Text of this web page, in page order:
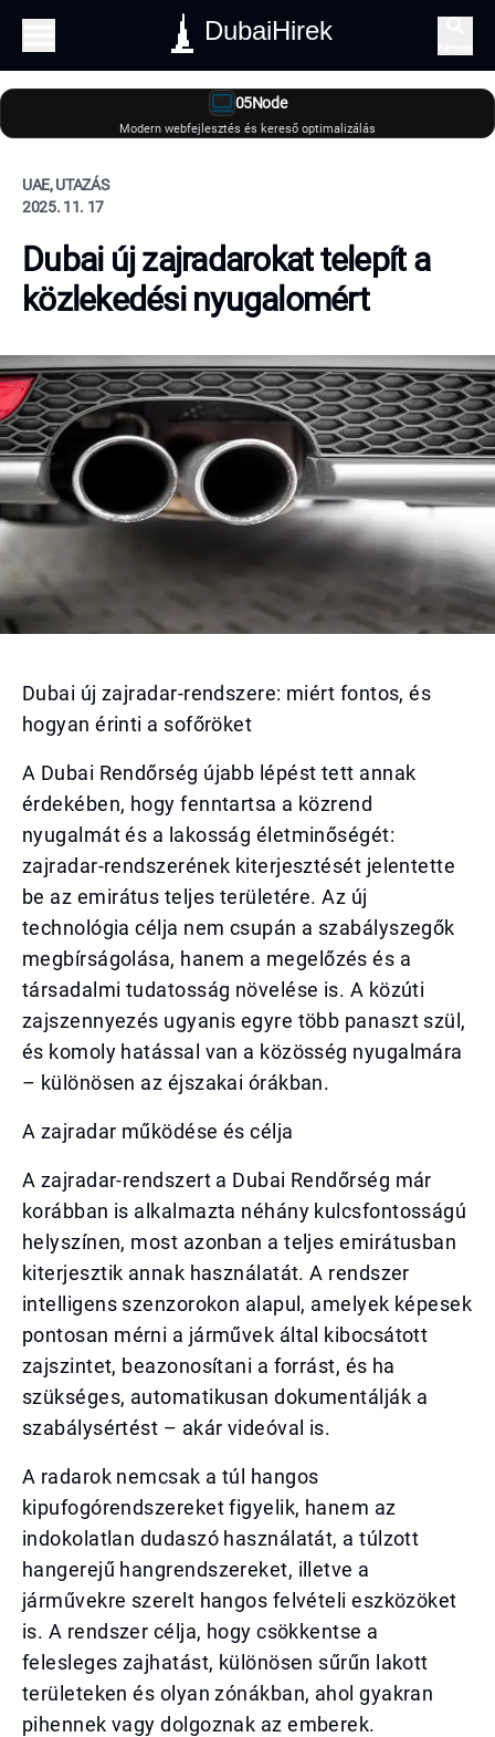
DubaiHirek
05Node
Modern webfejlesztés és kereső optimalizálás
UAE, UTAZÁS
2025. 11. 17
Dubai új zajradarokat telepít a
közlekedési nyugalomért
Dubai új zajradar-rendszere: miért fontos, és
hogyan érinti a sofőröket
A Dubai Rendőrség újabb lépést tett annak
érdekében, hogy fenntartsa a közrend
nyugalmát és a lakosság életminőségét:
zajradar-rendszerének kiterjesztését jelentette
be az emirátus teljes területére. Az új
technológia célja nem csupán a szabályszegők
megbírságolása, hanem a megelőzés és a
társadalmi tudatosság növelése is. A közúti
zajszennyezés ugyanis egyre több panaszt szül,
és komoly hatással van a közösség nyugalmára
– különösen az éjszakai órákban.
A zajradar működése és célja
A zajradar-rendszert a Dubai Rendőrség már
korábban is alkalmazta néhány kulcsfontosságú
helyszínen, most azonban a teljes emirátusban
kiterjesztik annak használatát. A rendszer
intelligens szenzorokon alapul, amelyek képesek
pontosan mérni a járművek által kibocsátott
zajszintet, beazonosítani a forrást, és ha
szükséges, automatikusan dokumentálják a
szabálysértést – akár videóval is.
A radarok nemcsak a túl hangos
kipufogórendszereket figyelik, hanem az
indokolatlan dudaszó használatát, a túlzott
hangerejű hangrendszereket, illetve a
járművekre szerelt hangos felvételi eszközöket
is. A rendszer célja, hogy csökkentse a
felesleges zajhatást, különösen sűrűn lakott
területeken és olyan zónákban, ahol gyakran
pihennek vagy dolgoznak az emberek.